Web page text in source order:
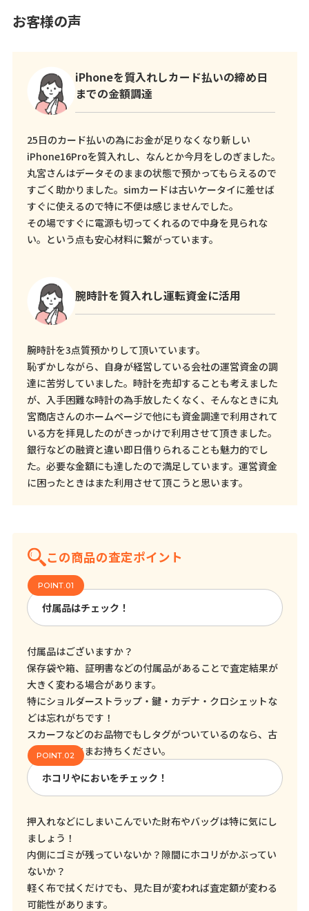
お客様の声
iPhoneを質入れしカード払いの締め日
までの金額調達
25日のカード払いの為にお金が足りなくなり新しい
iPhone16Proを質入れし、なんとか今月をしのぎました。
丸宮さんはデータそのままの状態で預かってもらえるので
すごく助かりました。simカードは古いケータイに差せば
すぐに使えるので特に不便は感じませんでした。
その場ですぐに電源も切ってくれるので中身を見られな
い。という点も安心材料に繋がっています。
腕時計を質入れし運転資金に活用
腕時計を3点質預かりして頂いています。
恥ずかしながら、自身が経営している会社の運営資金の調
達に苦労していました。時計を売却することも考えました
が、入手困難な時計の為手放したくなく、そんなときに丸
宮商店さんのホームページで他にも資金調達で利用されて
いる方を拝見したのがきっかけで利用させて頂きました。
銀行などの融資と違い即日借りられることも魅力的でし
た。必要な金額にも達したので満足しています。運営資金
に困ったときはまた利用させて頂こうと思います。
この商品の査定ポイント
付属品はチェック！
付属品はございますか？
保存袋や箱、証明書などの付属品があることで査定結果が
大きく変わる場合があります。
特にショルダーストラップ・鍵・カデナ・クロシェットな
どは忘れがちです！
スカーフなどのお品物でもしタグがついているのなら、古
くてもそのままお持ちください。
ホコリやにおいをチェック！
押入れなどにしまいこんでいた財布やバッグは特に気にし
ましょう！
内側にゴミが残っていないか？隙間にホコリがかぶってい
ないか？
軽く布で拭くだけでも、見た目が変われば査定額が変わる
可能性があります。